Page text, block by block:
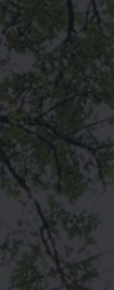
de ces créneaux - devis